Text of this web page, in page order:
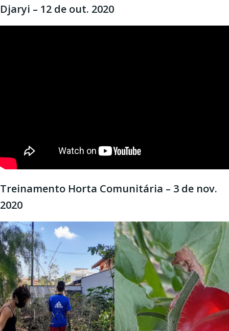
Djaryi – 12 de out. 2020
Treinamento Horta Comunitária – 3 de nov.
2020